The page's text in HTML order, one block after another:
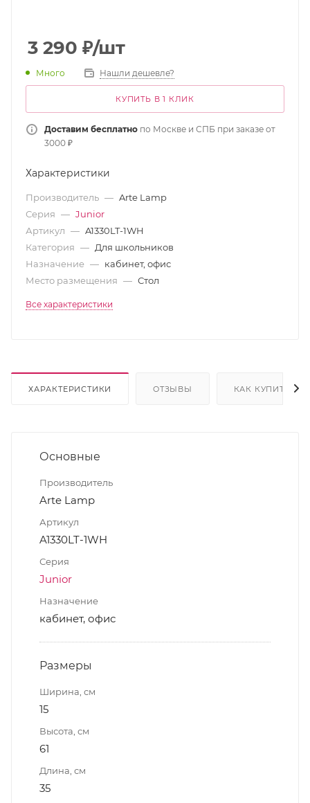
3 290 ₽/шт
Много Нашли дешевле?
КУПИТЬ В 1 КЛИК
Доставим бесплатно по Москве и СПБ при заказе от
3000 ₽
Характеристики
Производитель — Arte Lamp
Серия — Junior
Артикул — A1330LT-1WH
Категория — Для школьников
Назначение — кабинет, офис
Место размещения — Стол
Все характеристики
ХАРАКТЕРИСТИКИ ОТЗЫВЫ КАК КУПИТЬ
Основные
Производитель
Arte Lamp
Артикул
A1330LT-1WH
Серия
Junior
Назначение
кабинет, офис
Размеры
Ширина, см
15
Высота, см
61
Длина, см
35